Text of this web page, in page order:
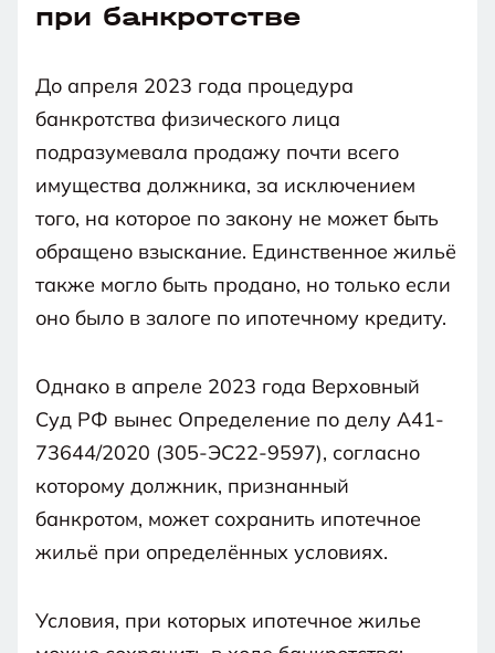
при банкротстве
До апреля 2023 года процедура
банкротства физического лица
подразумевала продажу почти всего
имущества должника, за исключением
того, на которое по закону не может быть
обращено взыскание. Единственное жильё
также могло быть продано, но только если
оно было в залоге по ипотечному кредиту.
Однако в апреле 2023 года Верховный
Суд РФ вынес Определение по делу А41-
73644/2020 (305-ЭС22-9597), согласно
которому должник, признанный
банкротом, может сохранить ипотечное
жильё при определённых условиях.
Условия, при которых ипотечное жилье